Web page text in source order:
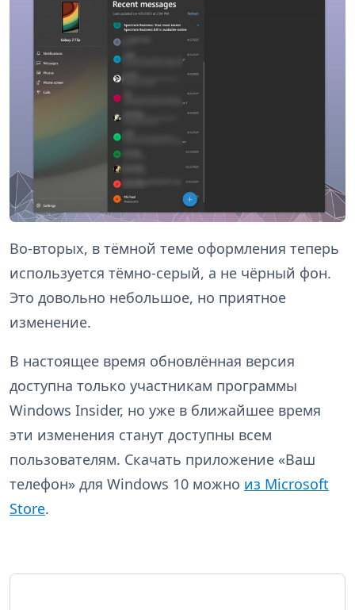
Во-вторых, в тёмной теме оформления теперь
используется тёмно-серый, а не чёрный фон.
Это довольно небольшое, но приятное
изменение.
В настоящее время обновлённая версия
доступна только участникам программы
Windows Insider, но уже в ближайшее время
эти изменения станут доступны всем
пользователям. Скачать приложение «Ваш
телефон» для Windows 10 можно из Microsoft
Store.